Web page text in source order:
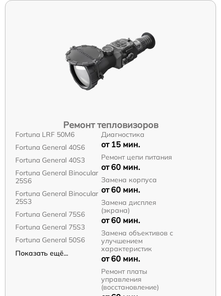
Ремонт тепловизоров
Fortuna LRF 50M6
Fortuna General 40S6
Fortuna General 40S3
Fortuna General Binocular
25S6
Fortuna General Binocular
25S3
Fortuna General 75S6
Fortuna General 75S3
Fortuna General 50S6
Показать ещё...
Диагностика
от 15 мин.
Ремонт цепи питания
от 60 мин.
Замена корпуса
от 60 мин.
Замена дисплея
(экрана)
от 60 мин.
Замена объективов с
улучшением
характеристик
от 60 мин.
Ремонт платы
управления
(восстановление)